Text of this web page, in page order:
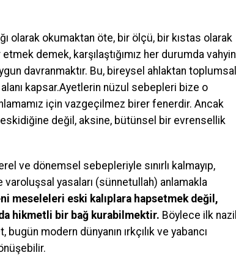
olarak okumaktan öte, bir ölçü, bir kıstas olarak
demek, karşılaştığımız her durumda vahyin
davranmaktır. Bu, bireysel ahlaktan toplumsal
kapsar.Ayetlerin nüzul sebepleri bize o
için vazgeçilmez birer fenerdir. Ancak
eskidiğine değil, aksine, bütünsel bir evrensellik
ve dönemsel sebepleriyle sınırlı kalmayıp,
yasaları (sünnetullah) anlamakla
meseleleri eski kalıplara hapsetmek değil,
hikmetli bir bağ kurabilmektir. Böylece ilk nazil
modern dünyanın ırkçılık ve yabancı